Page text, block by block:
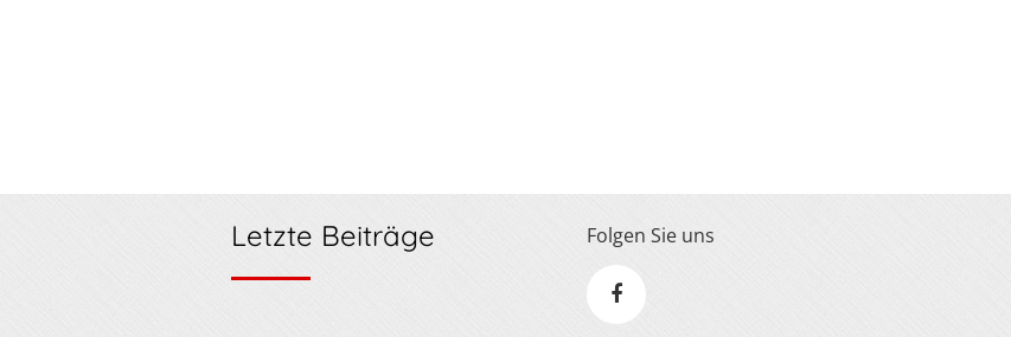
Letzte Beiträge Folgen Sie uns